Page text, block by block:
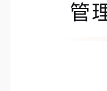
管